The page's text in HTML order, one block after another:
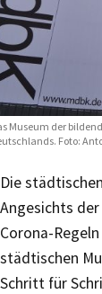
Museum der
Foto:
Die
Angesichts
Corona-
städtischen
Schritt für